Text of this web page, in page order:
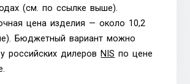
(см. по ссылке выше).
цена изделия — около 10,2
Бюджетный вариант можно
российских дилеров NIS по цене